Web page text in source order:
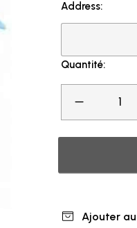
Address:
Quantité:
Ajouter